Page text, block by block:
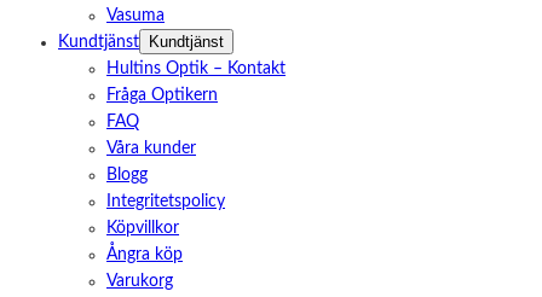
Vasuma
Kundtjänst
Kundtjänst
Hultins Optik – Kontakt
Fråga Optikern
FAQ
Våra kunder
Blogg
Integritetspolicy
Köpvillkor
Ångra köp
Varukorg